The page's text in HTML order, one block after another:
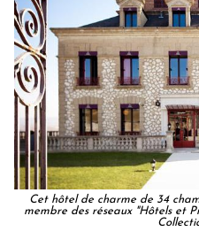
Cet hôtel de charme de 34
membre des réseaux "Hôtels et